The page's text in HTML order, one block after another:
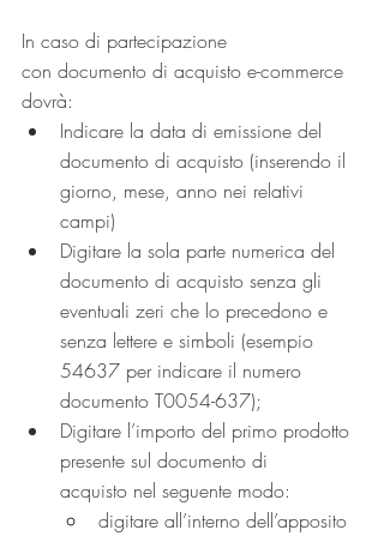
In caso di partecipazione
con documento di acquisto e-commerce
dovrà:
Indicare la data di emissione del
documento di acquisto (inserendo il
giorno, mese, anno nei relativi
campi)
Digitare la sola parte numerica del
documento di acquisto senza gli
eventuali zeri che lo precedono e
senza lettere e simboli (esempio
54637 per indicare il numero
documento T0054-637);
Digitare l’importo del primo prodotto
presente sul documento di
acquisto nel seguente modo:
digitare all’interno dell’apposito